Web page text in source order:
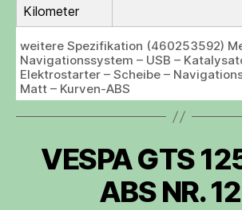
Kilometer
weitere Spezifikation (460253592)
Navigationssystem – USB –
Elektrostarter – Scheibe –
Matt – Kurven-ABS
VESPA GTS
ABS NR.